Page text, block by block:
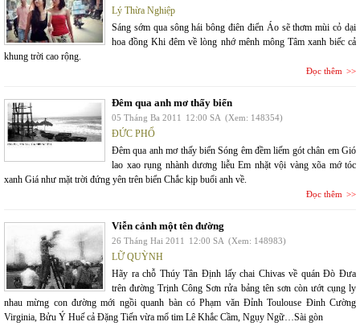
Lý Thừa Nghiệp
Sáng sớm qua sông hái bông điên điển Áo sẽ thơm mùi cỏ dại
hoa đồng Khi đêm về lòng nhớ mênh mông Tâm xanh biếc cả
khung trời cao rộng.
Đọc thêm
Đêm qua anh mơ thấy biển
05 Tháng Ba 2011 12:00 SA (Xem: 148354)
ĐỨC PHỔ
Đêm qua anh mơ thấy biển Sóng êm đềm liếm gót chân em Gió
lao xao rụng nhành dương liễu Em nhặt vội vàng xõa mớ tóc
xanh Giá như mặt trời đứng yên trên biển Chắc kịp buổi anh về.
Đọc thêm
Viễn cảnh một tên đường
26 Tháng Hai 2011 12:00 SA (Xem: 148983)
LỮ QUỲNH
Hãy ra chỗ Thúy Tân Định lấy chai Chivas về quán Đò Đưa
trên đường Trịnh Công Sơn rửa bảng tên sơn còn ướt cụng ly
nhau mừng con đường mới ngồi quanh bàn có Phạm văn Đỉnh Toulouse Đinh Cường
Virginia, Bửu Ý Huế cả Đặng Tiến vừa mổ tim Lê Khắc Cầm, Ngụy Ngữ…Sài gòn